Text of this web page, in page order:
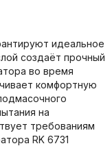
идеальное
создаёт прочный
во время
комфортную
на
требованиям
RK 6731